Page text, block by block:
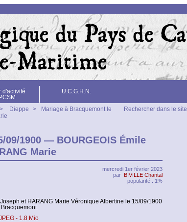
d'activité
U.C.G.H.N.
Rechercher dans le site
> Dieppe >
Mariage à Bracquemont le
09/1900 — BOURGEOIS Émile
Marie
mercredi 1er février 2023
par BIVILLE Chantal
popularité : 1%
et HARANG Marie Véronique Albertine le 15/09/1900
Bracquemont.